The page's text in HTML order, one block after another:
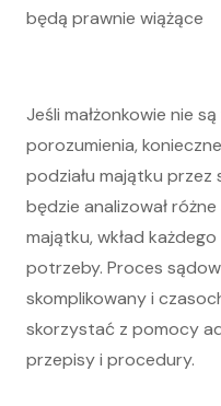
będą prawnie wiążące
Jeśli małżonkowie nie
porozumienia,
podziału majątku
będzie analizował
majątku, wkład
potrzeby. Proces
skomplikowany i
skorzystać z pomocy
przepisy i procedury.